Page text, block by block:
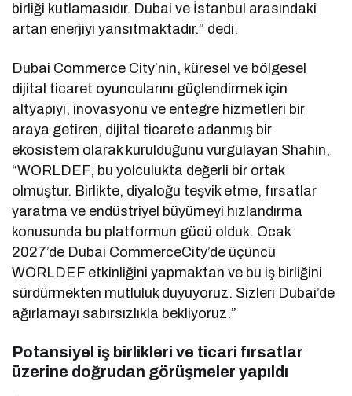
birliği kutlamasıdır. Dubai ve İstanbul arasındaki
artan enerjiyi yansıtmaktadır.” dedi.
Dubai Commerce City’nin, küresel ve bölgesel
dijital ticaret oyuncularını güçlendirmek için
altyapıyı, inovasyonu ve entegre hizmetleri bir
araya getiren, dijital ticarete adanmış bir
ekosistem olarak kurulduğunu vurgulayan Shahin,
“WORLDEF, bu yolculukta değerli bir ortak
olmuştur. Birlikte, diyaloğu teşvik etme, fırsatlar
yaratma ve endüstriyel büyümeyi hızlandırma
konusunda bu platformun gücü olduk. Ocak
2027’de Dubai CommerceCity’de üçüncü
WORLDEF etkinliğini yapmaktan ve bu iş birliğini
sürdürmekten mutluluk duyuyoruz. Sizleri Dubai’de
ağırlamayı sabırsızlıkla bekliyoruz.”
Potansiyel iş birlikleri ve ticari fırsatlar
üzerine doğrudan görüşmeler yapıldı